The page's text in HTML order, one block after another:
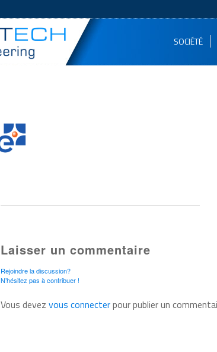
SOCIÉTÉ
Laisser un commentaire
Rejoindre la discussion?
N’hésitez pas à contribuer !
Vous devez vous connecterpour publier un